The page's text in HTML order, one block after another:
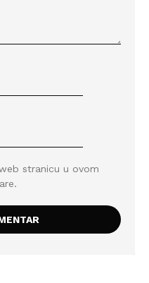
stranicu u ovom